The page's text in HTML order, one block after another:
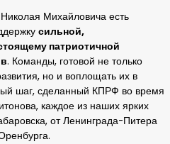
Михайловича есть
сильной,
патриотичной
. Команды, готовой не только
но и воплощать их в
шаг, сделанный КПРФ во время
каждое из наших ярких
от Ленинграда-Питера